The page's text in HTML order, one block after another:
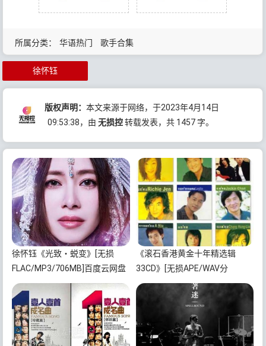
所属分类： 华语热门 歌手合集
徐怀钰
版权声明：本文来源于网络，于2023年4月14日
09:53:38，由无损控转载发表，共 1457 字。
徐怀钰《光致・蜕变》[无损
FLAC/MP3/706MB]百度云网盘
下载
《滚石香港黄金十年精选辑
33CD》[无损APE/WAV分
轨/13.6GB]百度云网盘下载